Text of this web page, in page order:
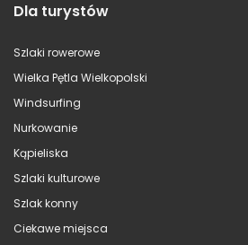
Dla turystów
Szlaki rowerowe
Wielka Pętla Wielkopolski
Windsurfing
Nurkowanie
Kąpieliska
Szlaki kulturowe
Szlak konny
Ciekawe miejsca